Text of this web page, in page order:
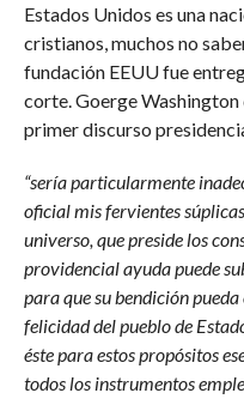
Estados Unidos es una
cristianos, muchos no
fundación EEUU fue
corte. Goerge Washington
primer discurso
“sería particularmente
oficial mis fervientes
universo, que preside los
providencial ayuda puede
para que su bendición
felicidad del pueblo de
éste para estos propósitos
todos los instrumentos